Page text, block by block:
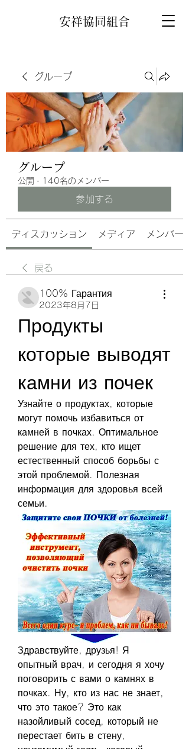
安祥協同組合
グループ
グループ
公開 · 140名のメンバー
参加する
ディスカッション メディア メンバー
戻る
100% Гарантия
2023年8月7日
Продукты
которые выводят
камни из почек
Узнайте о продуктах, которые
могут помочь избавиться от
камней в почках. Оптимальное
решение для тех, кто ищет
естественный способ борьбы с
этой проблемой. Полезная
информация для здоровья всей
семьи.
Здравствуйте, друзья! Я
опытный врач, и сегодня я хочу
поговорить с вами о камнях в
почках. Ну, кто из нас не знает,
что это такое? Это как
назойливый сосед, который не
перестает бить в стену,